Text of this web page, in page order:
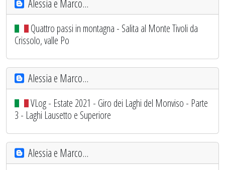
Alessia e Marco...
Quattro passi in montagna - Salita al Monte Tivoli da
Crissolo, valle Po
Alessia e Marco...
VLog - Estate 2021 - Giro dei Laghi del Monviso - Parte
3 - Laghi Lausetto e Superiore
Alessia e Marco...